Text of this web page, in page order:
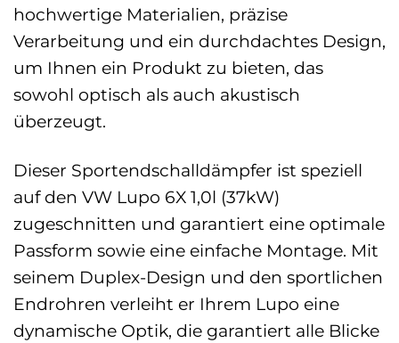
hochwertige Materialien, präzise
Verarbeitung und ein durchdachtes Design,
um Ihnen ein Produkt zu bieten, das
sowohl optisch als auch akustisch
überzeugt.
Dieser Sportendschalldämpfer ist speziell
auf den VW Lupo 6X 1,0l (37kW)
zugeschnitten und garantiert eine optimale
Passform sowie eine einfache Montage. Mit
seinem Duplex-Design und den sportlichen
Endrohren verleiht er Ihrem Lupo eine
dynamische Optik, die garantiert alle Blicke